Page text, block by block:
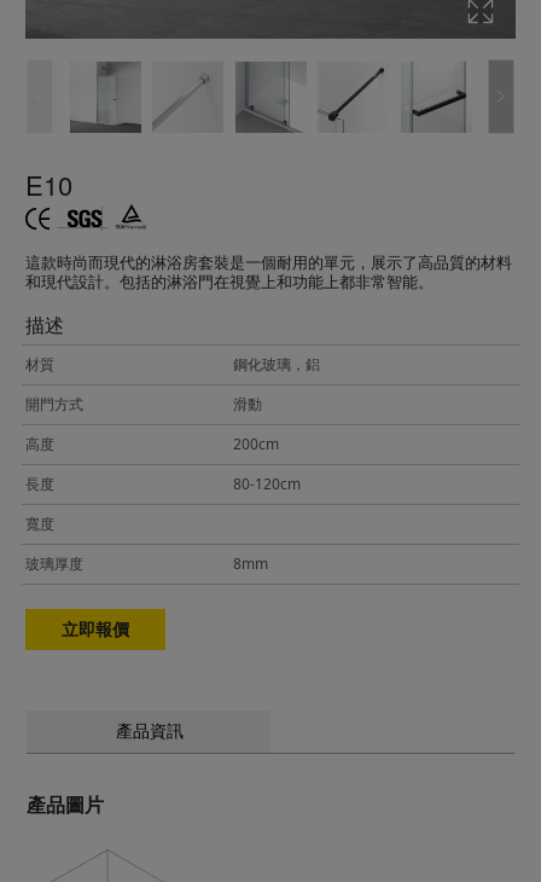
E10
這款時尚而現代的淋浴房套裝是一個耐用的單元，展示了高品質的材料
和現代設計。包括的淋浴門在視覺上和功能上都非常智能。
描述
材質
鋼化玻璃，鋁
開門方式
滑動
高度
200cm
長度
80-120cm
寬度
玻璃厚度
8mm
立即報價
產品資訊
產品圖片